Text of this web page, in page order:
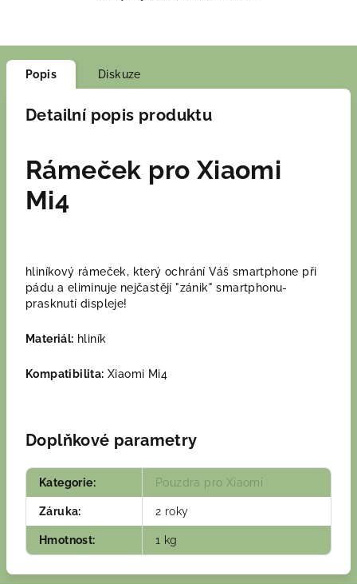
Popis Diskuze
Detailní popis produktu
Rámeček pro Xiaomi
Mi4
hliníkový rámeček, který ochrání Váš smartphone při
pádu a eliminuje nejčastějí "zánik" smartphonu-
prasknutí displeje!
Materiál: hliník
Kompatibilita: Xiaomi Mi4
Doplňkové parametry
Kategorie: Pouzdra pro Xiaomi
Záruka: 2 roky
Hmotnost: 1 kg